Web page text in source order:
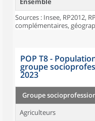
Sources : Insee, RP2012,
complémentaires,
POP T8 -
groupe
2023
Groupe
Agriculteurs